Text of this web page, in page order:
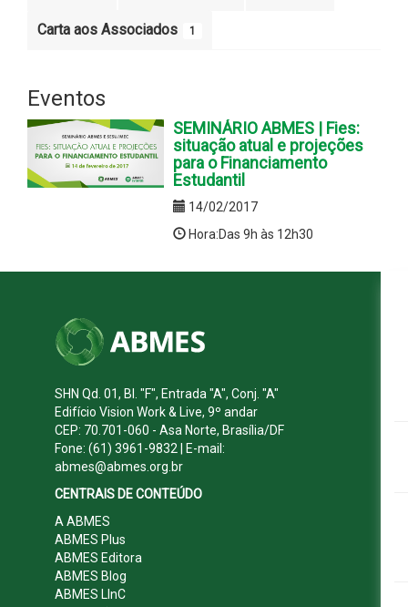
Carta aos Associados 1
Eventos
SEMINÁRIO ABMES | Fies:
situação atual e projeções
para o Financiamento
Estudantil
14/02/2017
Hora:Das 9h às 12h30
SHN Qd. 01, Bl. "F", Entrada "A", Conj. "A"
Edifício Vision Work & Live, 9º andar
CEP: 70.701-060 - Asa Norte, Brasília/DF
Fone: (61) 3961-9832 | E-mail:
abmes@abmes.org.br
CENTRAIS DE CONTEÚDO
A ABMES
ABMES Plus
ABMES Editora
ABMES Blog
ABMES LInC